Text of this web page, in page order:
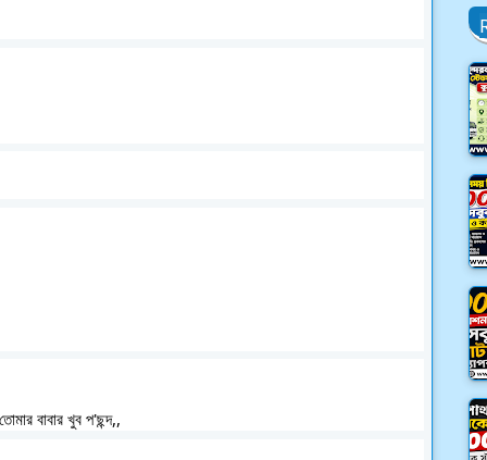
বাবার খুব প'ছন্দ,,